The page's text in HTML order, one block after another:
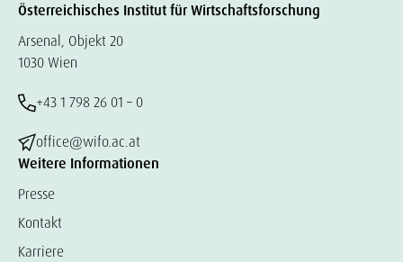
Österreichisches Institut für Wirtschaftsforschung
Arsenal, Objekt 20
1030 Wien
+43 1 798 26 01 – 0
office@wifo.ac.at
Weitere Informationen
Presse
Kontakt
Karriere